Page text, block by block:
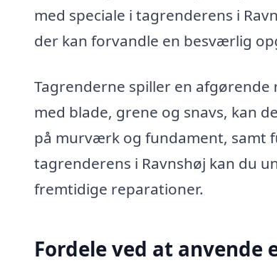
med speciale i tagrenderens i
der kan forvandle en besværlig
Tagrenderne spiller en
med blade, grene og snavs, kan
på murværk og fundament, samt
tagrenderens i Ravnshøj kan du
fremtidige reparationer.
Fordele ved at